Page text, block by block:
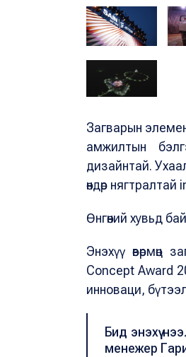
Загварын
амжилтын
дизайнтай.
өндөр
Өнгөний хувьд
Энэхүү
Concept Award
инноваци,
Бид энэхүү
менежер